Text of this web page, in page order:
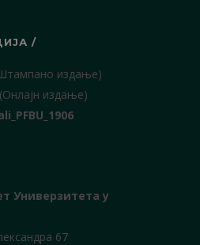
/
издање)
(Онлајн издање)
Универзитета у
67